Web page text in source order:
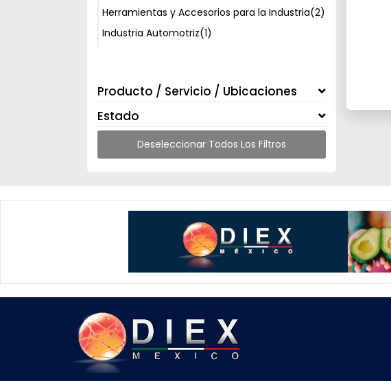
Herramientas y Accesorios para la Industria(2)
Industria Automotriz(1)
Producto / Servicio / Ubicaciones
Estado
Deseleccionar Todos Los Filtros